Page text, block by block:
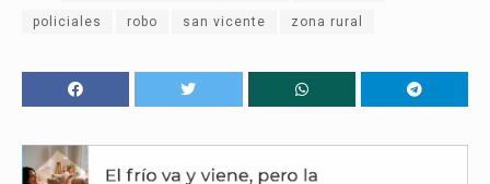
policiales robo san vicente zona rural